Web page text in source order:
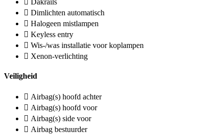
Dimlichten automatisch
Halogeen mistlampen
Keyless entry
Wis-/was installatie voor koplampen
Xenon-verlichting
Veiligheid
Airbag(s) hoofd achter
Airbag(s) hoofd voor
Airbag(s) side voor
Airbag bestuurder